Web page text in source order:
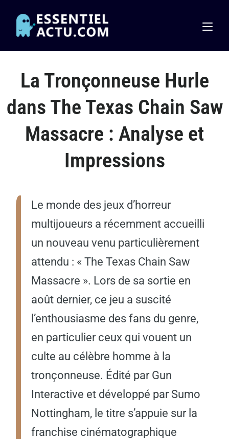
La Tronçonneuse Hurle
dans The Texas Chain Saw
Massacre : Analyse et
Impressions
Le monde des jeux d’horreur
multijoueurs a récemment accueilli
un nouveau venu particulièrement
attendu : « The Texas Chain Saw
Massacre ». Lors de sa sortie en
août dernier, ce jeu a suscité
l’enthousiasme des fans du genre,
en particulier ceux qui vouent un
culte au célèbre homme à la
tronçonneuse. Édité par Gun
Interactive et développé par Sumo
Nottingham, le titre s’appuie sur la
franchise cinématographique